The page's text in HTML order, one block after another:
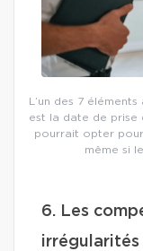
L’un des 7
est la date de prise
pourrait opter pour
même si
6. Les
irrégularités